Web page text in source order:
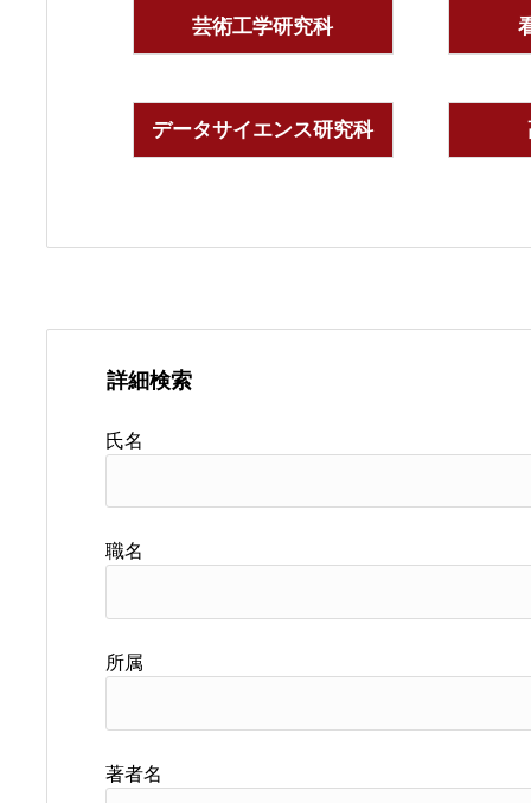
芸術工学研究科
データサイエンス研究科
詳細検索
氏名
職名
所属
著者名